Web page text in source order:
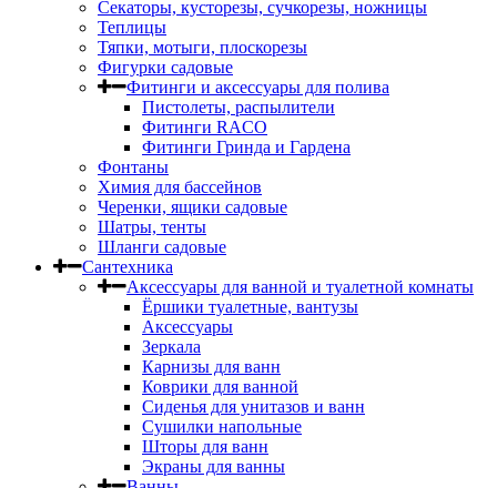
Секаторы, кусторезы, сучкорезы, ножницы
Теплицы
Тяпки, мотыги, плоскорезы
Фигурки садовые
Фитинги и аксессуары для полива
Пистолеты, распылители
Фитинги RACO
Фитинги Гринда и Гардена
Фонтаны
Химия для бассейнов
Черенки, ящики садовые
Шатры, тенты
Шланги садовые
Сантехника
Аксессуары для ванной и туалетной комнаты
Ёршики туалетные, вантузы
Аксессуары
Зеркала
Карнизы для ванн
Коврики для ванной
Сиденья для унитазов и ванн
Сушилки напольные
Шторы для ванн
Экраны для ванны